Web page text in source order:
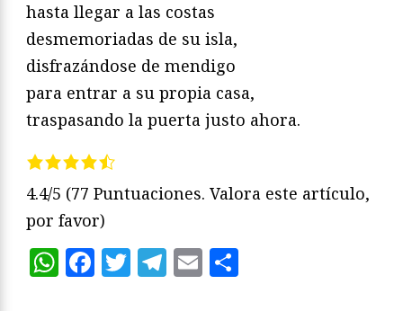
hasta llegar a las costas
desmemoriadas de su isla,
disfrazándose de mendigo
para entrar a su propia casa,
traspasando la puerta justo ahora.
4.4/5 (77 Puntuaciones. Valora este artículo,
por favor)
WhatsApp
Facebook
Twitter
Telegram
Email